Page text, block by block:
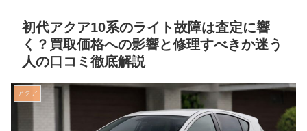
初代アクア10系のライト故障は査定に響
く？買取価格への影響と修理すべきか迷う
人の口コミ徹底解説
アクア